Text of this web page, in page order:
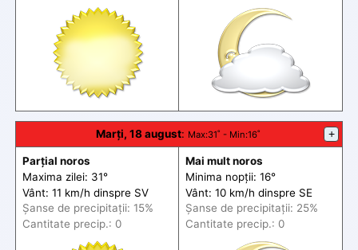
Marți, 18 august: Max:31˚ - Min:16˚ +
Parțial noros
Maxima zilei: 31°
Vânt: 11 km/h dinspre SV
Șanse de precipitații: 15%
Cantitate precip.: 0
Mai mult noros
Minima nopții: 16°
Vânt: 10 km/h dinspre SE
Șanse de precipitații: 25%
Cantitate precip.: 0